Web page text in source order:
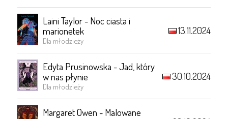
Laini Taylor - Noc ciasta i
marionetek
Dla młodzieży
13.11.2024
Edyta Prusinowska - Jad, który
w nas płynie
Dla młodzieży
30.10.2024
Margaret Owen - Malowane